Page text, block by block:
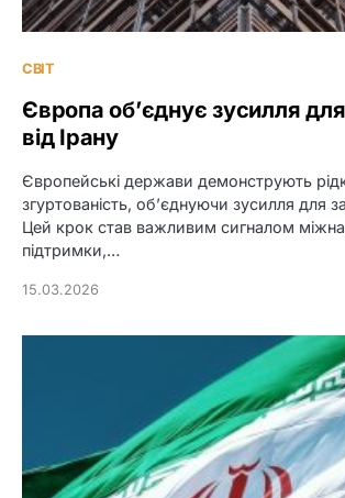
СВІТ
Європа об’єднує зусилля
від Ірану
Європейські держави демонструють
згуртованість, об’єднуючи зусилля для
Цей крок став важливим сигналом
підтримки,…
15.03.2026